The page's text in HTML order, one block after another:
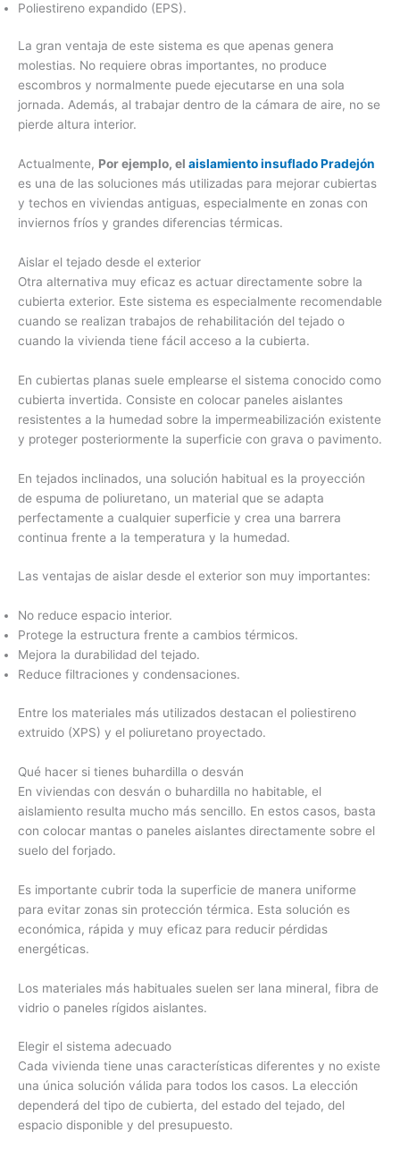
Poliestireno expandido (EPS).
La gran ventaja de este sistema es que apenas genera
molestias. No requiere obras importantes, no produce
escombros y normalmente puede ejecutarse en una sola
jornada. Además, al trabajar dentro de la cámara de aire, no se
pierde altura interior.
Actualmente, Por ejemplo, el aislamiento insuflado Pradejón
es una de las soluciones más utilizadas para mejorar cubiertas
y techos en viviendas antiguas, especialmente en zonas con
inviernos fríos y grandes diferencias térmicas.
Aislar el tejado desde el exterior
Otra alternativa muy eficaz es actuar directamente sobre la
cubierta exterior. Este sistema es especialmente recomendable
cuando se realizan trabajos de rehabilitación del tejado o
cuando la vivienda tiene fácil acceso a la cubierta.
En cubiertas planas suele emplearse el sistema conocido como
cubierta invertida. Consiste en colocar paneles aislantes
resistentes a la humedad sobre la impermeabilización existente
y proteger posteriormente la superficie con grava o pavimento.
En tejados inclinados, una solución habitual es la proyección
de espuma de poliuretano, un material que se adapta
perfectamente a cualquier superficie y crea una barrera
continua frente a la temperatura y la humedad.
Las ventajas de aislar desde el exterior son muy importantes:
No reduce espacio interior.
Protege la estructura frente a cambios térmicos.
Mejora la durabilidad del tejado.
Reduce filtraciones y condensaciones.
Entre los materiales más utilizados destacan el poliestireno
extruido (XPS) y el poliuretano proyectado.
Qué hacer si tienes buhardilla o desván
En viviendas con desván o buhardilla no habitable, el
aislamiento resulta mucho más sencillo. En estos casos, basta
con colocar mantas o paneles aislantes directamente sobre el
suelo del forjado.
Es importante cubrir toda la superficie de manera uniforme
para evitar zonas sin protección térmica. Esta solución es
económica, rápida y muy eficaz para reducir pérdidas
energéticas.
Los materiales más habituales suelen ser lana mineral, fibra de
vidrio o paneles rígidos aislantes.
Elegir el sistema adecuado
Cada vivienda tiene unas características diferentes y no existe
una única solución válida para todos los casos. La elección
dependerá del tipo de cubierta, del estado del tejado, del
espacio disponible y del presupuesto.